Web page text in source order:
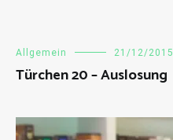
Allgemein 21/12/2015
Türchen 20 – Auslosung